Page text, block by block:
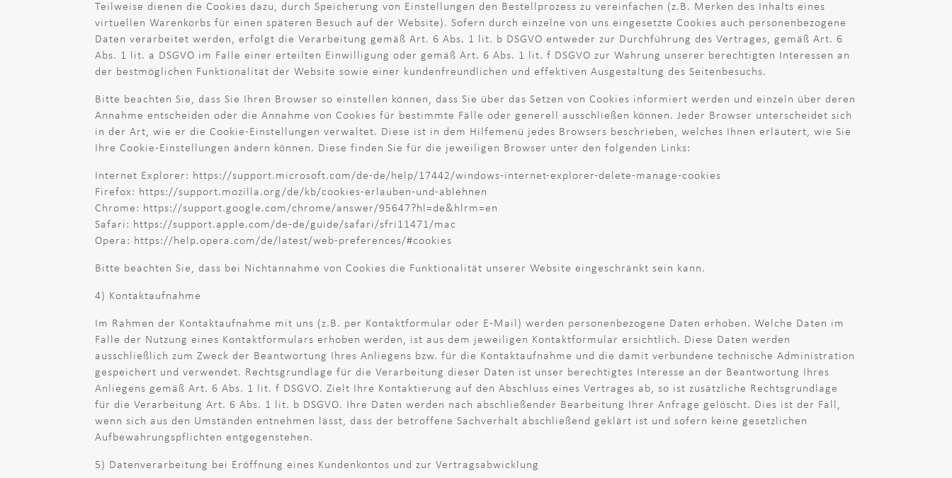
Teilweise dienen die Cookies dazu, durch Speicherung von Einstellungen den Bestellprozess zu vereinfachen (z.B. Merken des Inhalts eines
virtuellen Warenkorbs für einen späteren Besuch auf der Website). Sofern durch einzelne von uns eingesetzte Cookies auch personenbezogene
Daten verarbeitet werden, erfolgt die Verarbeitung gemäß Art. 6 Abs. 1 lit. b DSGVO entweder zur Durchführung des Vertrages, gemäß Art. 6
Abs. 1 lit. a DSGVO im Falle einer erteilten Einwilligung oder gemäß Art. 6 Abs. 1 lit. f DSGVO zur Wahrung unserer berechtigten Interessen an
der bestmöglichen Funktionalität der Website sowie einer kundenfreundlichen und effektiven Ausgestaltung des Seitenbesuchs.
Bitte beachten Sie, dass Sie Ihren Browser so einstellen können, dass Sie über das Setzen von Cookies informiert werden und einzeln über deren
Annahme entscheiden oder die Annahme von Cookies für bestimmte Fälle oder generell ausschließen können. Jeder Browser unterscheidet sich
in der Art, wie er die Cookie-Einstellungen verwaltet. Diese ist in dem Hilfemenü jedes Browsers beschrieben, welches Ihnen erläutert, wie Sie
Ihre Cookie-Einstellungen ändern können. Diese finden Sie für die jeweiligen Browser unter den folgenden Links:
Internet Explorer: https://support.microsoft.com/de-de/help/17442/windows-internet-explorer-delete-manage-cookies
Firefox: https://support.mozilla.org/de/kb/cookies-erlauben-und-ablehnen
Chrome: https://support.google.com/chrome/answer/95647?hl=de&hlrm=en
Safari: https://support.apple.com/de-de/guide/safari/sfri11471/mac
Opera: https://help.opera.com/de/latest/web-preferences/#cookies
Bitte beachten Sie, dass bei Nichtannahme von Cookies die Funktionalität unserer Website eingeschränkt sein kann.
4) Kontaktaufnahme
Im Rahmen der Kontaktaufnahme mit uns (z.B. per Kontaktformular oder E-Mail) werden personenbezogene Daten erhoben. Welche Daten im
Falle der Nutzung eines Kontaktformulars erhoben werden, ist aus dem jeweiligen Kontaktformular ersichtlich. Diese Daten werden
ausschließlich zum Zweck der Beantwortung Ihres Anliegens bzw. für die Kontaktaufnahme und die damit verbundene technische Administration
gespeichert und verwendet. Rechtsgrundlage für die Verarbeitung dieser Daten ist unser berechtigtes Interesse an der Beantwortung Ihres
Anliegens gemäß Art. 6 Abs. 1 lit. f DSGVO. Zielt Ihre Kontaktierung auf den Abschluss eines Vertrages ab, so ist zusätzliche Rechtsgrundlage
für die Verarbeitung Art. 6 Abs. 1 lit. b DSGVO. Ihre Daten werden nach abschließender Bearbeitung Ihrer Anfrage gelöscht. Dies ist der Fall,
wenn sich aus den Umständen entnehmen lässt, dass der betroffene Sachverhalt abschließend geklärt ist und sofern keine gesetzlichen
Aufbewahrungspflichten entgegenstehen.
5) Datenverarbeitung bei Eröffnung eines Kundenkontos und zur Vertragsabwicklung